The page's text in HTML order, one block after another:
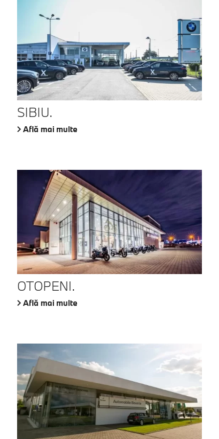
SIBIU.
Află mai multe
OTOPENI.
Află mai multe